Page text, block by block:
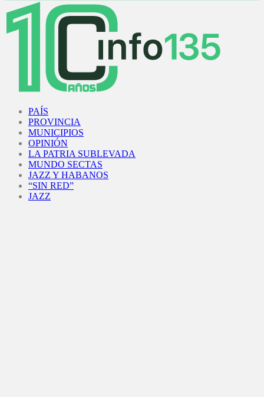
PAÍS
PROVINCIA
MUNICIPIOS
OPINIÓN
LA PATRIA SUBLEVADA
MUNDO SECTAS
JAZZ Y HABANOS
“SIN RED”
JAZZ